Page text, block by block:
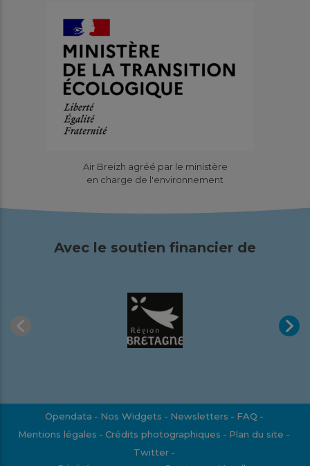
Air Breizh agréé par le ministère
en charge de l'environnement
Avec le soutien financier de
Opendata Nos Widgets Newsletters
FAQ
Mentions légales
Crédits photographiques
Plan du site
Twitter